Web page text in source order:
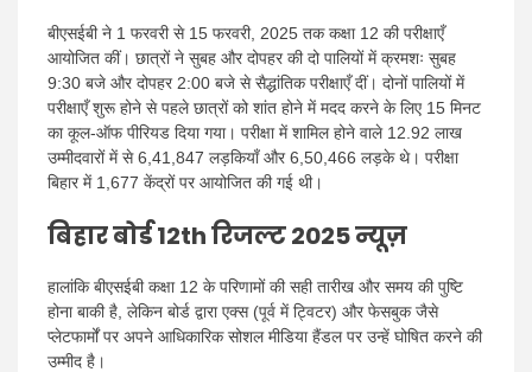
बीएसईबी ने 1 फरवरी से 15 फरवरी, 2025 तक कक्षा 12 की परीक्षाएँ
आयोजित कीं। छात्रों ने सुबह और दोपहर की दो पालियों में क्रमशः सुबह
9:30 बजे और दोपहर 2:00 बजे से सैद्धांतिक परीक्षाएँ दीं। दोनों पालियों में
परीक्षाएँ शुरू होने से पहले छात्रों को शांत होने में मदद करने के लिए 15 मिनट
का कूल-ऑफ पीरियड दिया गया। परीक्षा में शामिल होने वाले 12.92 लाख
उम्मीदवारों में से 6,41,847 लड़कियाँ और 6,50,466 लड़के थे। परीक्षा
बिहार में 1,677 केंद्रों पर आयोजित की गई थी।
बिहार बोर्ड 12th रिजल्ट 2025 न्यूज़
हालांकि बीएसईबी कक्षा 12 के परिणामों की सही तारीख और समय की पुष्टि
होना बाकी है, लेकिन बोर्ड द्वारा एक्स (पूर्व में ट्विटर) और फेसबुक जैसे
प्लेटफार्मों पर अपने आधिकारिक सोशल मीडिया हैंडल पर उन्हें घोषित करने की
उम्मीद है।